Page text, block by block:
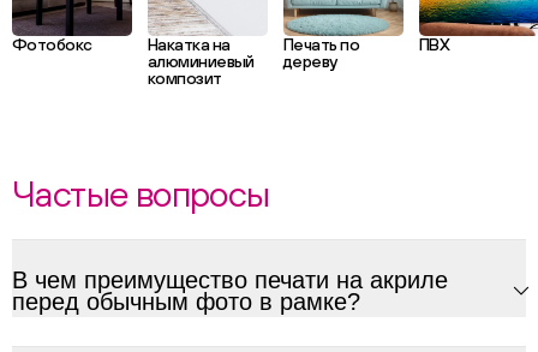
Фотобокс
Накатка на
алюминиевый
композит
Печать по
дереву
ПВХ
Частые вопросы
В чем преимущество печати на акриле
перед обычным фото в рамке?